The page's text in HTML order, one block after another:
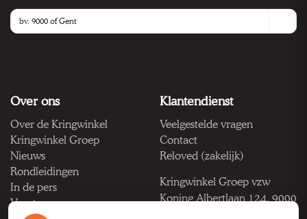
Over ons
Over de Kringwinkel
Kringwinkel Groep
Nieuws
Rondleidingen
In de pers
Vacatures
Klantendienst
Veelgestelde vragen
Contact
Reloved (zakelijk)
Kringwinkel Groep vzw
Koning Albertlaan 124, 9000